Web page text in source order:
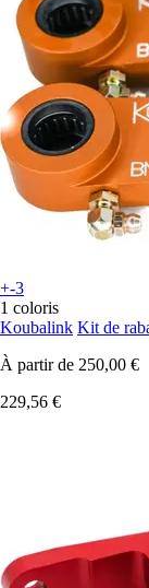
+-3
1 coloris
Koubalink Kit de
À partir de 250,00 €
229,56 €